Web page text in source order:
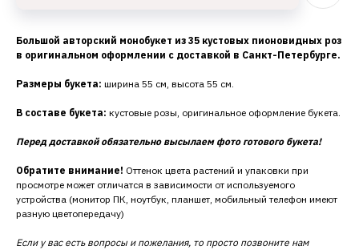
Большой авторский монобукет из 35 кустовых пионовидных роз
в оригинальном оформлении с доставкой в Санкт-Петербурге.
Размеры букета: ширина 55 см, высота 55 см.
В составе букета: кустовые розы, оригинальное оформление букета.
Перед доставкой обязательно высылаем фото готового букета!
Обратите внимание! Оттенок цвета растений и упаковки при
просмотре может отличатся в зависимости от используемого
устройства (монитор ПК, ноутбук, планшет, мобильный телефон имеют
разную цветопередачу)
Если у вас есть вопросы и пожелания, то просто позвоните нам